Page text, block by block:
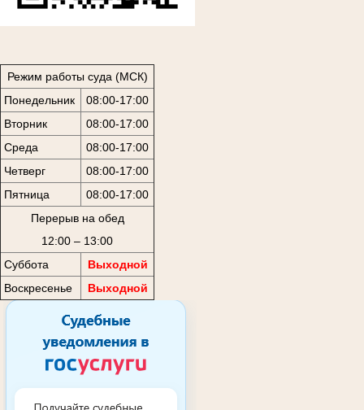
Режим работы суда (МСК)
Понедельник
08:00-17:00
Вторник
08:00-17:00
Среда
08:00-17:00
Четверг
08:00-17:00
Пятница
08:00-17:00
Перерыв на обед
12:00 – 13:00
Суббота
Выходной
Воскресенье
Выходной